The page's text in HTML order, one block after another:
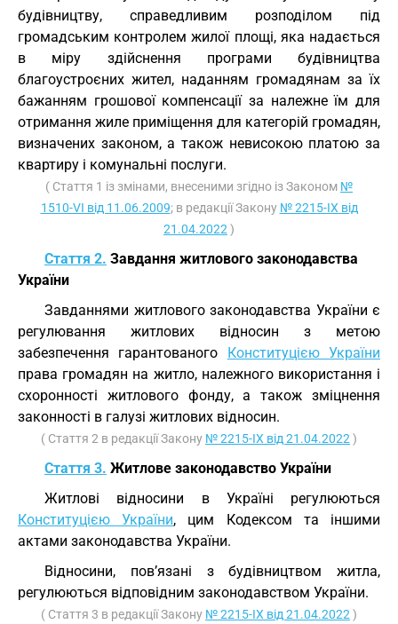
будівництву, справедливим розподілом під
громадським контролем жилої площі, яка надається
в міру здійснення програми будівництва
благоустроєних жител, наданням громадянам за їх
бажанням грошової компенсації за належне їм для
отримання жиле приміщення для категорій громадян,
визначених законом, а також невисокою платою за
квартиру і комунальні послуги.
( Стаття 1 із змінами, внесеними згідно із Законом №
1510-VI від 11.06.2009; в редакції Закону № 2215-IX від
21.04.2022 )
Стаття 2. Завдання житлового законодавства
України
Завданнями житлового законодавства України є
регулювання житлових відносин з метою
забезпечення гарантованого Конституцією України
права громадян на житло, належного використання і
схоронності житлового фонду, а також зміцнення
законності в галузі житлових відносин.
( Стаття 2 в редакції Закону № 2215-IX від 21.04.2022 )
Стаття 3. Житлове законодавство України
Житлові відносини в Україні регулюються
Конституцією України, цим Кодексом та іншими
актами законодавства України.
Відносини, пов’язані з будівництвом житла,
регулюються відповідним законодавством України.
( Стаття 3 в редакції Закону № 2215-IX від 21.04.2022 )